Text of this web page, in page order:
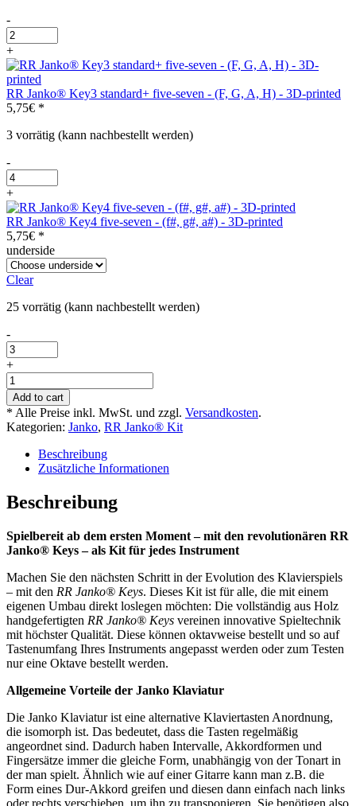
printed
Menge
-
RR
Janko®
Key2
standard+five-
seven
-
d#
3D-
printed
Menge
+
RR Janko® Key3 standard+ five-seven - (F, G, A, H) - 3D-printed
5,75€ *
3 vorrätig (kann nachbestellt werden)
-
RR
Janko®
Key3
standard+
five-
seven
-
(F,
G,
A,
-
3D-
printed
Menge
+
RR Janko® Key4 five-seven - (f#, g#, a#) - 3D-printed
5,75€ *
underside
Clear
25 vorrätig (kann nachbestellt werden)
-
RR
Janko®
Key4
five-
seven
(f#,
printed
+
RR
Janko®
Kit
five-
seven
Layout
Oktave
-
3D-
Menge
Add to cart
* Alle Preise inkl. MwSt. und zzgl. Versandkosten.
Kategorien: Janko, RR Janko® Kit
Beschreibung
Zusätzliche Informationen
Beschreibung
Spielbereit ab dem ersten Moment – mit den revolutionären RR
Janko® Keys – als Kit für jedes Instrument
Machen Sie den nächsten Schritt in der Evolution des Klavierspiels
– mit den RR Janko® Keys. Dieses Kit ist für alle, die mit einem
eigenen Umbau direkt loslegen möchten: Die vollständig aus Holz
handgefertigten RR Janko® Keys vereinen innovative Spieltechnik
mit höchster Qualität. Diese können oktavweise bestellt und so auf
Tastenumfang Ihres Instruments angepasst werden oder zum Testen
nur eine Oktave bestellt werden.
Allgemeine Vorteile der Janko Klaviatur
Die Janko Klaviatur ist eine alternative Klaviertasten Anordnung,
die isomorph ist. Das bedeutet, dass die Tasten regelmäßig
angeordnet sind. Dadurch haben Intervalle, Akkordformen und
Fingersätze immer die gleiche Form, unabhängig von der Tonart in
der man spielt. Ähnlich wie auf einer Gitarre kann man z.B. die
Form eines Dur-Akkord greifen und diesen dann einfach nach links
oder rechts verschieben, um ihn zu transponieren. Sie benötigen also